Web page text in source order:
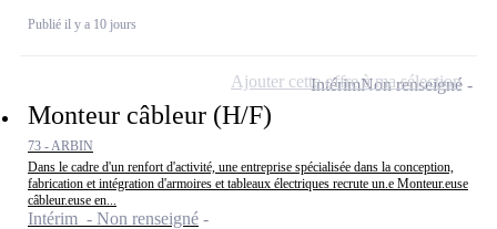
Publié il y a 10 jours
Monteur câbleur (H/F)
73 - ARBIN
Dans le cadre d'un renfort d'activité, une entreprise spécialisée dans la conception,
fabrication et intégration d'armoires et tableaux électriques recrute un.e Monteur.euse
câbleur.euse en...
Intérim - Non renseigné
IntérimNon renseigné
Ajouter cette offre à ma sélection